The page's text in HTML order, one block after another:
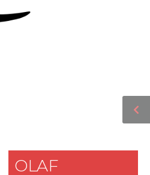
OLAF